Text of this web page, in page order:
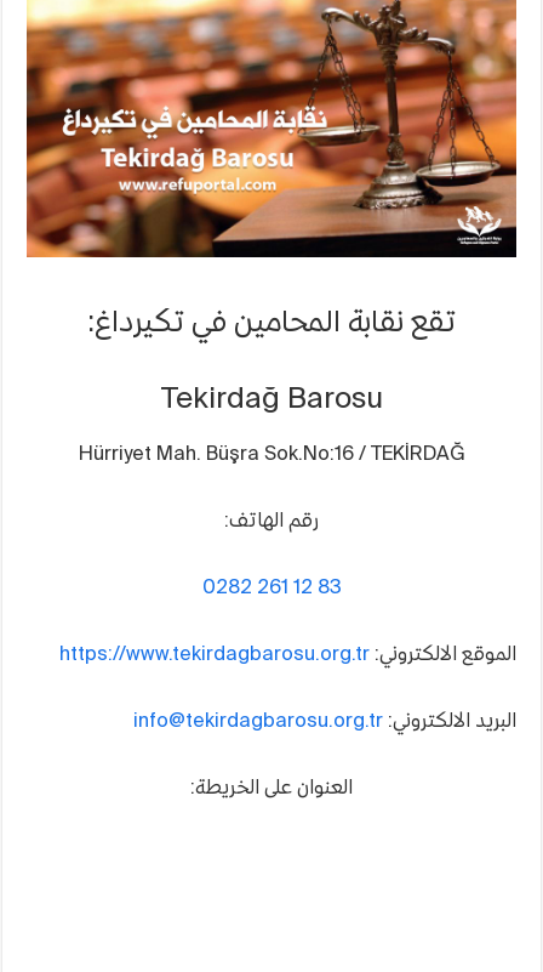
في
تكيرداغ
Tekirdağ
Barosu
مغلقة
تقع نقابة المحامين في تكيرداغ:
Tekirdağ Barosu
Hürriyet Mah. Büşra Sok.No:16 / TEKİRDAĞ
رقم الهاتف:
0282 261 12 83
الموقع الالكتروني: https://www.tekirdagbarosu.org.tr
البريد الالكتروني: info@tekirdagbarosu.org.tr
العنوان على الخريطة: